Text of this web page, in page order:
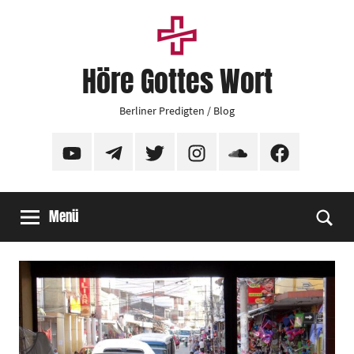
Höre Gottes Wort
Berliner Predigten / Blog
YouTubeTelegramTwitter InstagramSoundCloudFacebook
Menü